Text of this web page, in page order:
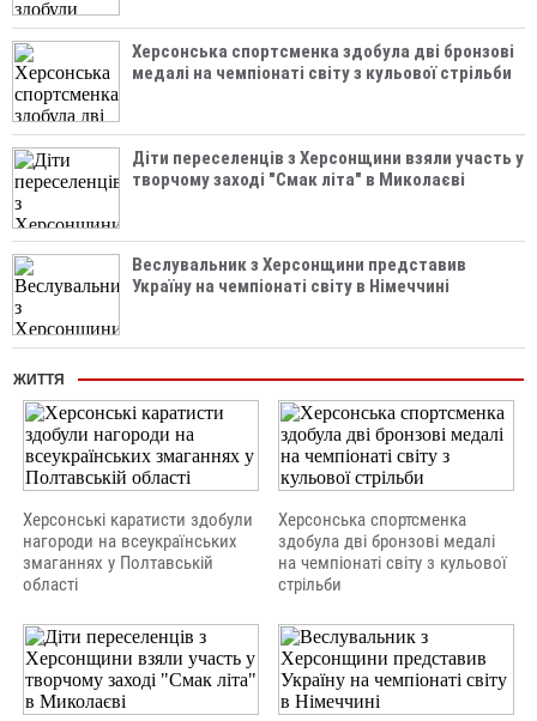
Херсонська спортсменка здобула дві бронзові
медалі на чемпіонаті світу з кульової стрільби
Діти переселенців з Херсонщини взяли участь у
творчому заході "Смак літа" в Миколаєві
Веслувальник з Херсонщини представив
Україну на чемпіонаті світу в Німеччині
ЖИТТЯ
Херсонські каратисти здобули
нагороди на всеукраїнських
змаганнях у Полтавській
області
Херсонська спортсменка
здобула дві бронзові медалі
на чемпіонаті світу з кульової
стрільби